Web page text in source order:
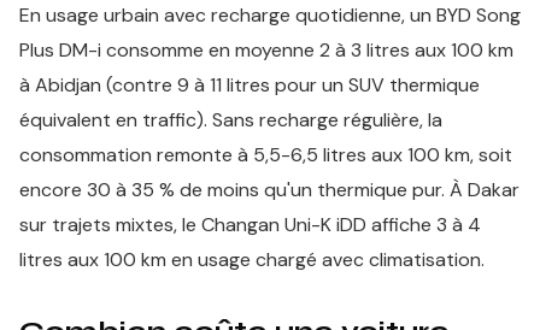
En usage urbain avec recharge quotidienne, un BYD Song
Plus DM-i consomme en moyenne 2 à 3 litres aux 100 km
à Abidjan (contre 9 à 11 litres pour un SUV thermique
équivalent en traffic). Sans recharge régulière, la
consommation remonte à 5,5-6,5 litres aux 100 km, soit
encore 30 à 35 % de moins qu'un thermique pur. À Dakar
sur trajets mixtes, le Changan Uni-K iDD affiche 3 à 4
litres aux 100 km en usage chargé avec climatisation.